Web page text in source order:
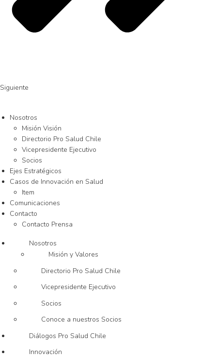
Siguiente
Nosotros
Misión Visión
Directorio Pro Salud Chile
Vicepresidente Ejecutivo
Socios
Ejes Estratégicos
Casos de Innovación en Salud
Item
Comunicaciones
Contacto
Contacto Prensa
Nosotros
Misión y Valores
Directorio Pro Salud Chile
Vicepresidente Ejecutivo
Socios
Conoce a nuestros Socios
Diálogos Pro Salud Chile
Innovación